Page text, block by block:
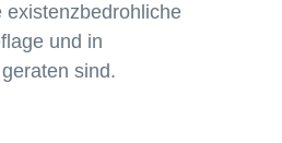
existenzbedrohliche
und in
sind.